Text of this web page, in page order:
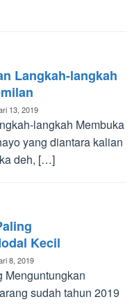
Langkah-langkah
13, 2019
langkah Membuka
yang diantara kalian
deh, […]
Kecil
8, 2019
Menguntungkan
sudah tahun 2019